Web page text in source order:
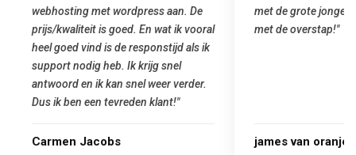
webhosting met wordpress aan. De
prijs/kwaliteit is goed. En wat ik vooral
heel goed vind is de responstijd als ik
support nodig heb. Ik krijg snel
antwoord en ik kan snel weer verder.
Dus ik ben een tevreden klant!"
Carmen Jacobs
met de grote
met de overstap!"
james van oranje